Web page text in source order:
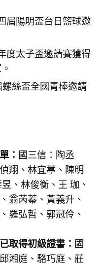
屆陽明盃台日籃球邀
度太子盃邀請賽獲得
絲盃全國青棒邀請
： 國三信：陶丞
翔、林宜葶、陳明
、林俊衡、王 珈、
翁芮蓁、黃義升、
羅弘哲、郭冠伶、
取得初級證書： 國
湘庭、駱巧庭、莊